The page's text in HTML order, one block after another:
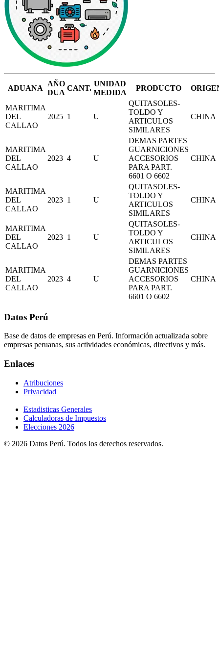
ADUANA
AÑO
DUA
CANT.
UNIDAD
MEDIDA
PRODUCTO
MARITIMA
DEL
CALLAO
2025 1 U
QUITASOLES-
TOLDO Y
ARTICULOS
SIMILARES
CHINA
MARITIMA
DEL
CALLAO
2023 4 U
DEMAS PARTES
GUARNICIONES
ACCESORIOS
PARA PART.
6601 O 6602
CHINA
MARITIMA
DEL
CALLAO
2023 1 U
QUITASOLES-
TOLDO Y
ARTICULOS
SIMILARES
CHINA
MARITIMA
DEL
CALLAO
2023 1 U
QUITASOLES-
TOLDO Y
ARTICULOS
SIMILARES
CHINA
MARITIMA
DEL
CALLAO
2023 4 U
DEMAS PARTES
GUARNICIONES
ACCESORIOS
PARA PART.
6601 O 6602
CHINA
Datos Perú
Base de datos de empresas en Perú. Información actualizada sobre
empresas peruanas, sus actividades económicas, directivos y más.
Enlaces
Atribuciones
Privacidad
Estadisticas Generales
Calculadoras de Impuestos
Elecciones 2026
© 2026 Datos Perú. Todos los derechos reservados.